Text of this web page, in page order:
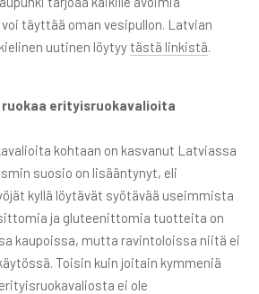
täyttää oman vesipullon. Latvian
uutinen löytyytästä linkistä.
erityisruokavalioita
kohtaan on kasvanut Latviassa
suosio on lisääntynyt, eli
kyllä löytävät syötävää useimmista
ja gluteenittomia tuotteita on
kaupoissa, mutta ravintoloissa niitä ei
Toisin kuin joitain kymmeniä
ei ole